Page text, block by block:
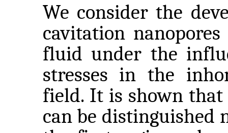
We consider the
cavitation
fluid under the
stresses in the
field. It is shown
can be distinguished